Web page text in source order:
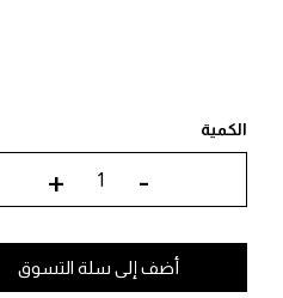
الكمية
-
+
أضف إلى سلة التسوق